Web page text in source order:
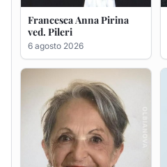
Maria Teresa Floris ved.
6 agosto 2026